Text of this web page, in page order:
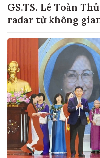
GS.TS. Lê Toàn
radar từ không